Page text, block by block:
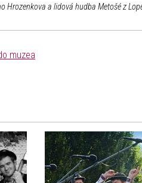
Hrozenkova a lidová hudba Metošé z
muzea